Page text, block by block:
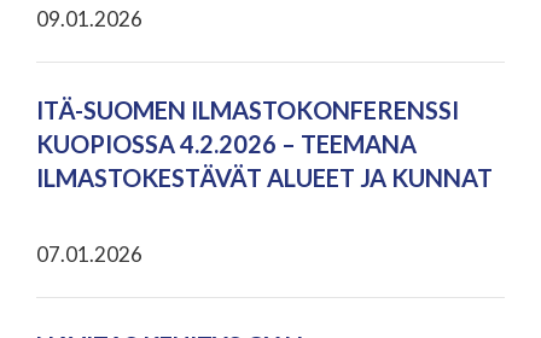
09.01.2026
ITÄ-SUOMEN ILMASTOKONFERENSSI
KUOPIOSSA 4.2.2026 – TEEMANA
ILMASTOKESTÄVÄT ALUEET JA KUNNAT
07.01.2026